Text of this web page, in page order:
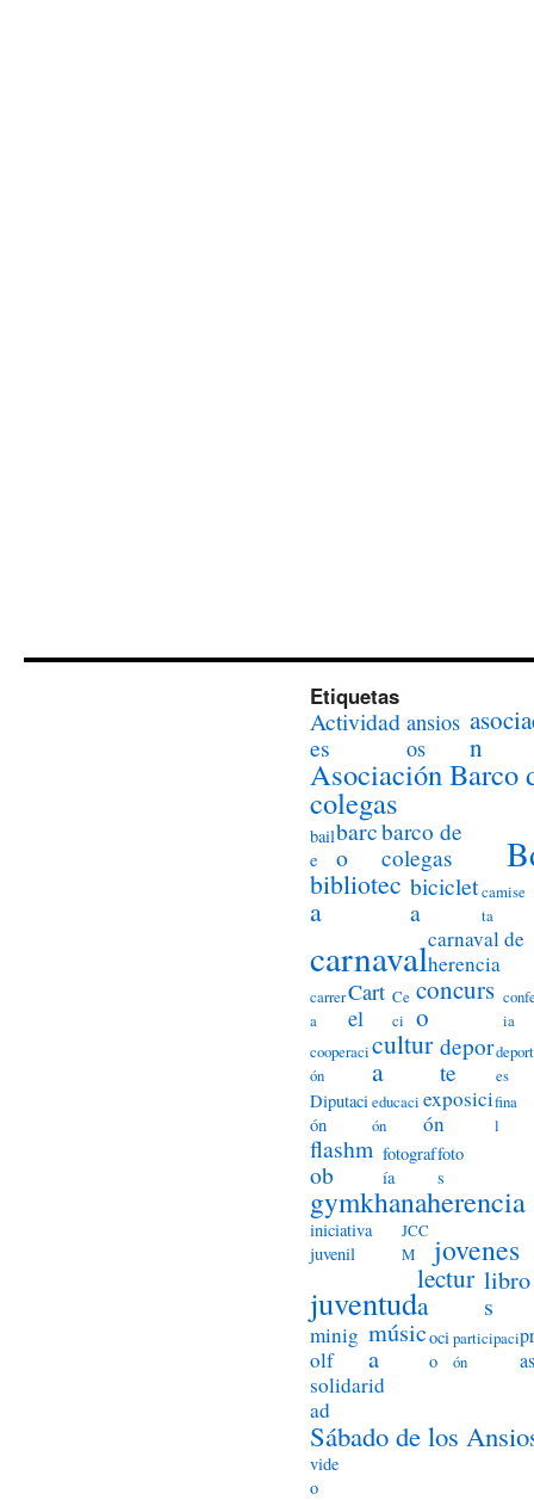
Etiquetas
Actividad
es
ansios
os
n
Asociación Barco
colegas
bail
e
barc
o
barco de
colegas
bibliotec
a
biciclet
a
camise
ta
carnavalcarnaval de
herencia
carrer
a
Cart
el
Ce
ci
concurs
o
ia
cooperaci
ón
cultur
a
depor
te
deport
es
Diputaci
ón
educaci
ón
exposici
ón
fina
l
flashm
ob
fotograf
ía
foto
s
gymkhanaherencia
iniciativa
juvenil
JCC
M
jovenes
juventud
lectur
a
libro
s
minig
olf
músic
a
oci
o
participaci
ón
as
solidarid
ad
Sábado de los
vide
o